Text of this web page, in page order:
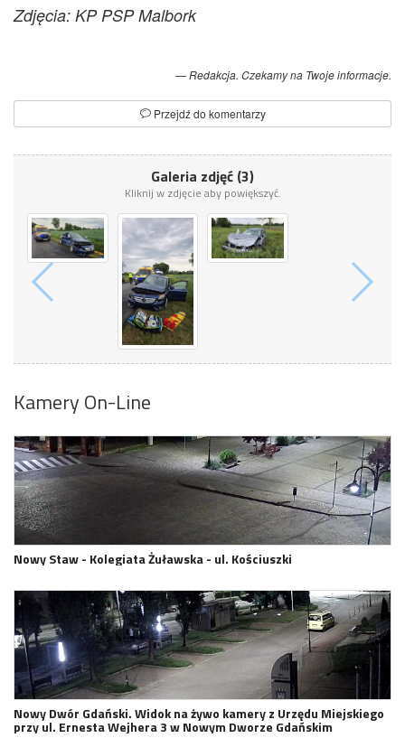
Zdjęcia: KP PSP Malbork
Redakcja. Czekamy na Twoje informacje.
Przejdź do komentarzy
Galeria zdjęć (3)
Kliknij w zdjęcie aby powiększyć.
Kamery On-Line
Nowy Staw - Kolegiata Żuławska - ul. Kościuszki
Nowy Dwór Gdański. Widok na żywo kamery z Urzędu Miejskiego
przy ul. Ernesta Wejhera 3 w Nowym Dworze Gdańskim